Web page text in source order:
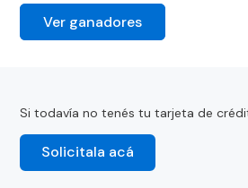
Ver ganadores
Si todavía no tenés tu tarjeta de
Solicitala acá